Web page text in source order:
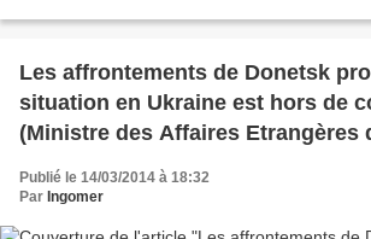
Les affrontements de Donetsk
situation en Ukraine est hors de
(Ministre des Affaires Etrangères
Publié le 14/03/2014 à 18:32
Par Ingomer